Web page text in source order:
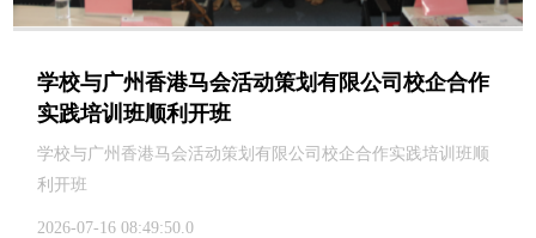
学校与广州香港马会活动策划有限公司校企合作
实践培训班顺利开班
学校与广州香港马会活动策划有限公司校企合作实践培训班顺
利开班
2026-07-16 08:49:50.0